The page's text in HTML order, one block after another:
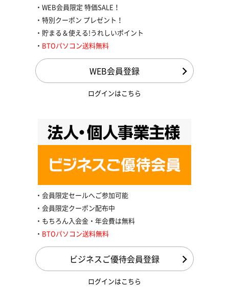
WEB会員限定 特価SALE！
特別クーポン プレゼント！
貯まる＆使える!うれしいポイント
BTOパソコン送料無料
WEB会員登録
ログインはこちら
会員限定セールへご参加可能
会員限定クーポン配布中
もちろん入会金・年会費は無料
BTOパソコン送料無料
ビジネスご優待会員登録
ログインはこちら